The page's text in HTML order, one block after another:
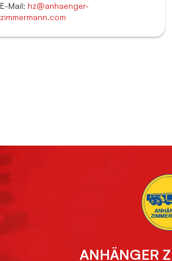
E-Mail: hz@anhaenger-
zimmermann.com
ANHÄNGER